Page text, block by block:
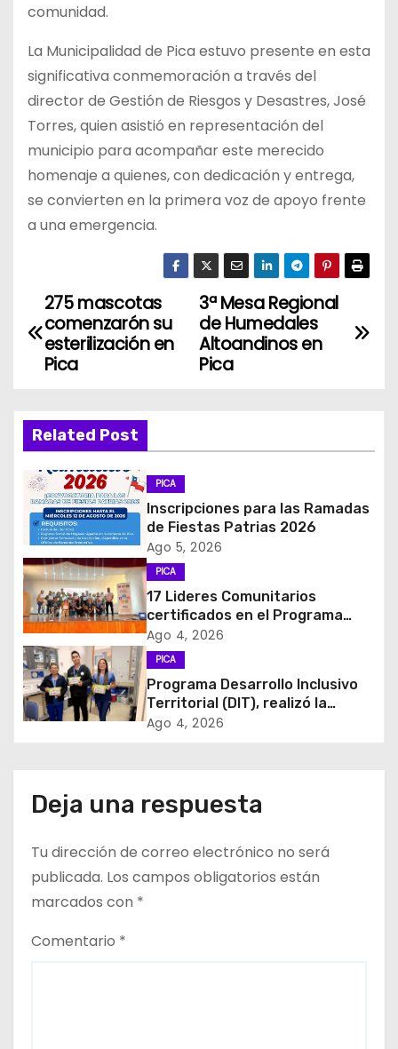
comunidad.
La Municipalidad de Pica estuvo presente en esta
significativa conmemoración a través del
director de Gestión de Riesgos y Desastres, José
Torres, quien asistió en representación del
municipio para acompañar este merecido
homenaje a quienes, con dedicación y entrega,
se convierten en la primera voz de apoyo frente
a una emergencia.
N
a
e
g
a
c
i
ó
n
d
e
n
r
a
d
3ª Mesa Regional
de Humedales
Altoandinos en
Pica
275 mascotas
comenzarón su
esterilización en
Pica
Related Post
PICA
Inscripciones para las Ramadas
de Fiestas Patrias 2026
Ago 5, 2026
PICA
17 Lideres Comunitarios
certificados en el Programa
MÁS AMA
Ago 4, 2026
PICA
Programa Desarrollo Inclusivo
Territorial (DIT), realizó la
entrega de Cajas de Regulación
Ago 4, 2026
Deja una respuesta
Tu dirección de correo electrónico no será
publicada. Los campos obligatorios están
marcados con *
Comentario *